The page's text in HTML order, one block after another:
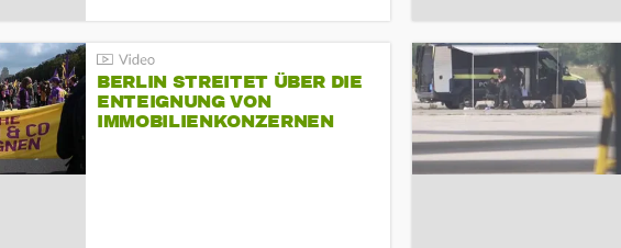
BERLIN STREITET ÜBER DIE
ENTEIGNUNG VON
IMMOBILIENKONZERNEN